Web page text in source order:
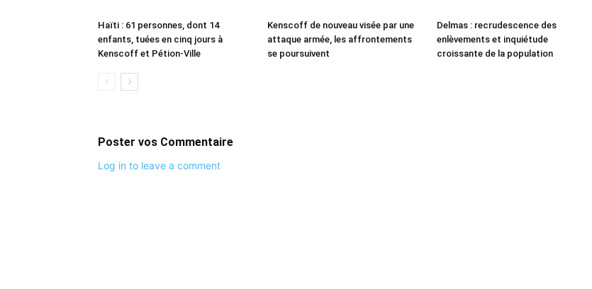
Haïti : 61 personnes, dont 14
enfants, tuées en cinq jours à
Kenscoff et Pétion-Ville
Kenscoff de nouveau visée par une
attaque armée, les affrontements
se poursuivent
Delmas : recrudescence des
enlèvements et inquiétude
croissante de la population
Poster vos Commentaire
Log in to leave a comment